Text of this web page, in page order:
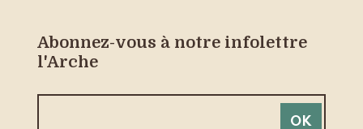
Abonnez-vous à notre infolettre
l'Arche